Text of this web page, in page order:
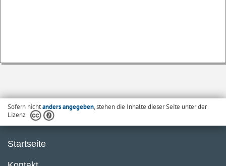
Sofern nichtanders angegeben, stehen die Inhalte dieser Seite unter der
Lizenz
Startseite